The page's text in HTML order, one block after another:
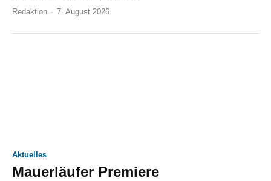
Redaktion - 7. August 2026
Aktuelles
Mauerläufer Premiere